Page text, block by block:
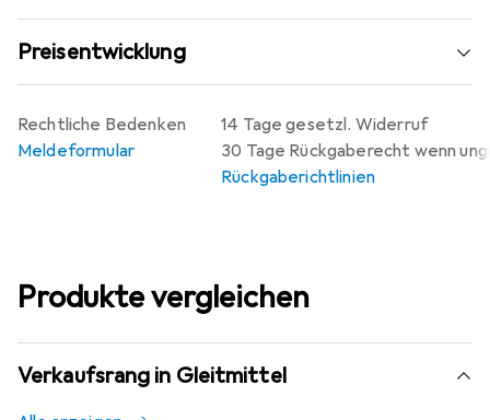
Preisentwicklung
14 Tage gesetzl. Widerruf
30 Tage Rückgaberecht wenn
Rückgaberichtlinien
Rechtliche Bedenken
Meldeformular
Produkte vergleichen
Verkaufsrang in Gleitmittel